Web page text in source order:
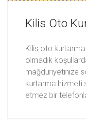
Kilis Oto
Kilis oto kurtarma
olmadık
mağduriyetinize
kurtarma hizmeti
etmez bir